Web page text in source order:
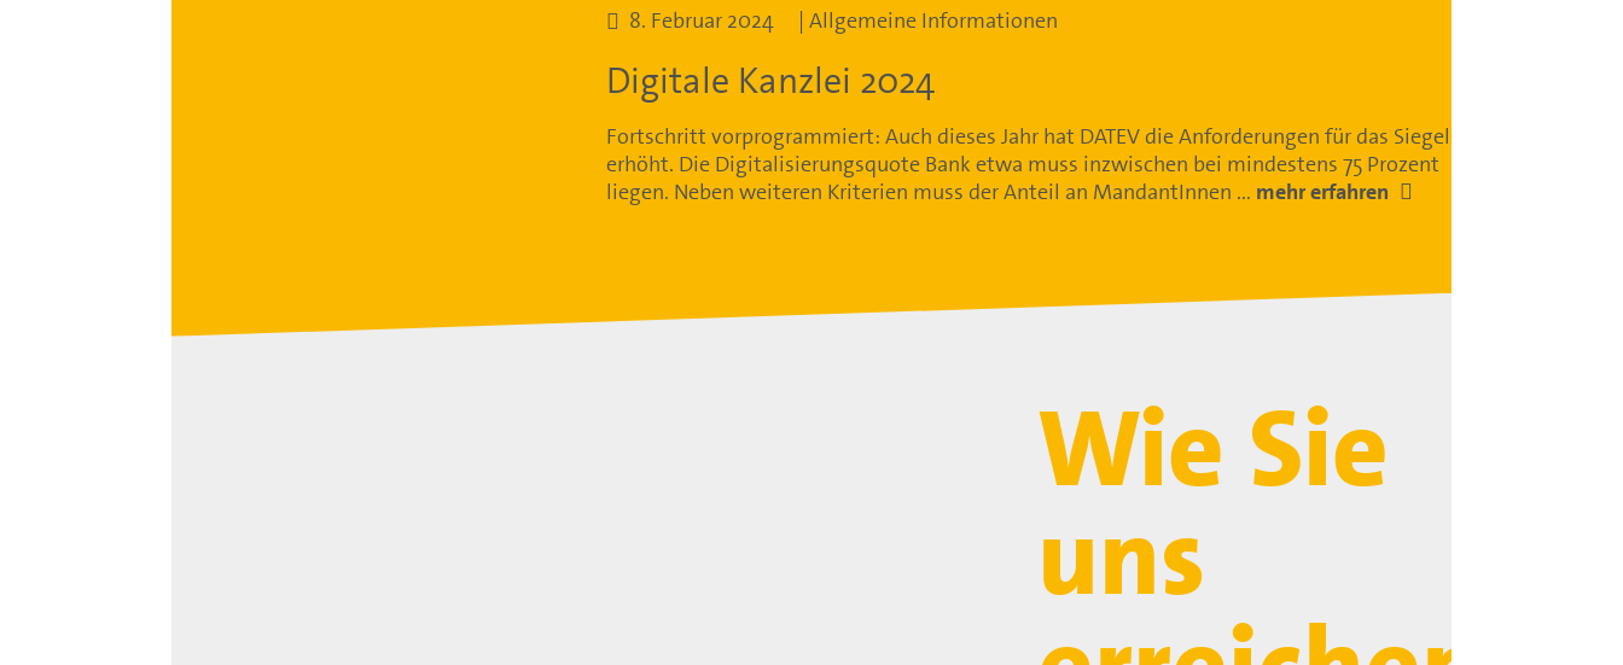
8. Februar 2024 | Allgemeine Informationen
Digitale Kanzlei 2024
Fortschritt vorprogrammiert: Auch dieses Jahr hat DATEV die Anforderungen für das Siegel
erhöht. Die Digitalisierungsquote Bank etwa muss inzwischen bei mindestens 75 Prozent
liegen. Neben weiteren Kriterien muss der Anteil an MandantInnen ... mehr erfahren
Wie Sie
uns